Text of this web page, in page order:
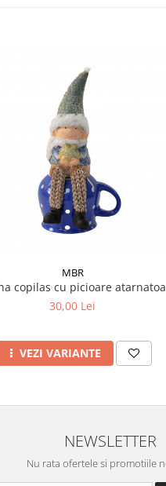
MBR
copilas cu picioare
30,00 Lei
VEZI VARIANTE
NEWSLETTER
Nu rata ofertele si promotiile